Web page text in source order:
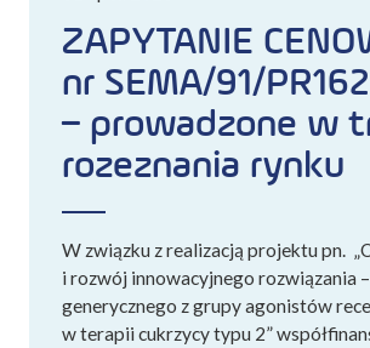
ZAPYTANIE
nr SEMA/91/
– prowadzone w
rozeznania rynku
W związku z realizacją projektu pn.
i rozwój innowacyjnego rozwiązania
generycznego z grupy agonistów
w terapii cukrzycy typu 2”